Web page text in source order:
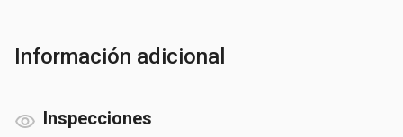
Información adicional
Inspecciones